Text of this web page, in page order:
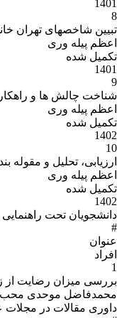
1401
8
تبیین شاخصهای تهران
اعظم پیله وری
تکمیل شده
1401
9
شناخت چالش ها و
اعظم پیله وری
تکمیل شده
1402
10
ارزیابی، تحلیل و مقوله
اعظم پیله وری
تکمیل شده
1402
دانشجویان تحت راهنمایی
#
عنوان
افراد
1
بررسی میزان رضایت از
محمدفاضل موحدی محب
داوری مقالات در مجلات